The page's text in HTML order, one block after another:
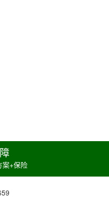
案+保险